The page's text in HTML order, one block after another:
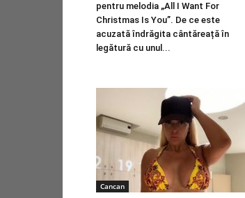
pentru melodia „All I Want For
Christmas Is You”. De ce este
acuzată îndrăgita cântăreață în
legătură cu unul...
Cancan